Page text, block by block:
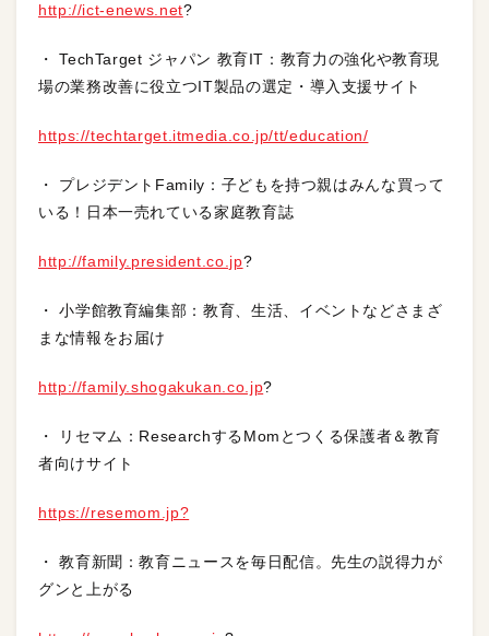
http://ict-enews.net?
・ TechTarget ジャパン 教育IT：教育力の強化や教育現
場の業務改善に役立つIT製品の選定・導入支援サイト
https://techtarget.itmedia.co.jp/tt/education/
・ プレジデントFamily：子どもを持つ親はみんな買って
いる！日本一売れている家庭教育誌
http://family.president.co.jp?
・ 小学館教育編集部：教育、生活、イベントなどさまざ
まな情報をお届け
http://family.shogakukan.co.jp?
・ リセマム：ResearchするMomとつくる保護者＆教育
者向けサイト
https://resemom.jp?
・ 教育新聞：教育ニュースを毎日配信。先生の説得力が
グンと上がる